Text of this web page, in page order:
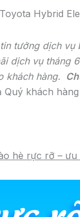
Hybrid
tưởng dịch
dịch vụ tháng
khách hàng.
khách
hè rực rỡ – ưu